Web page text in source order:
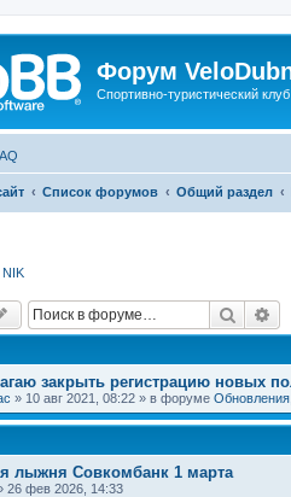
Форум
Спортивно-туристический клуб
Список форумов Общий раздел
NIK
Поиск
закрыть регистрацию новых
» 10 авг 2021, 08:22 » в форуме
лыжня Совкомбанк 1 марта
26 фев 2026, 14:33